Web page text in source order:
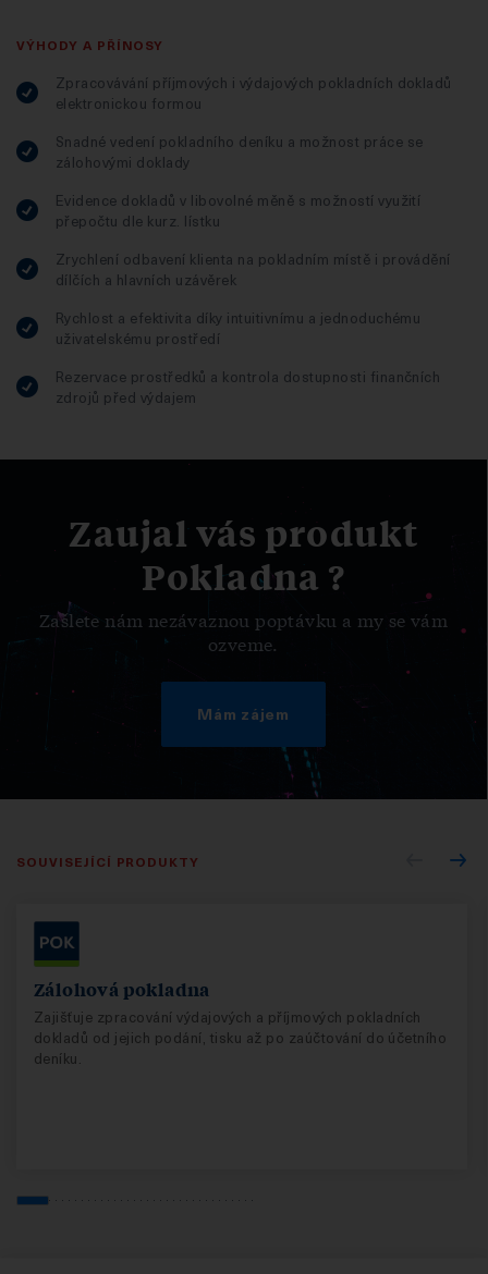
VÝHODY A PŘÍNOSY
Zpracovávání příjmových i výdajových pokladních dokladů
elektronickou formou
Snadné vedení pokladního deníku a možnost práce se
zálohovými doklady
Evidence dokladů v libovolné měně s možností využití
přepočtu dle kurz. lístku
Zrychlení odbavení klienta na pokladním místě i provádění
dílčích a hlavních uzávěrek
Rychlost a efektivita díky intuitivnímu a jednoduchému
uživatelskému prostředí
Rezervace prostředků a kontrola dostupnosti finančních
zdrojů před výdajem
Zaujal vás produkt
Pokladna ?
Zašlete nám nezávaznou poptávku a my se vám
ozveme.
Mám zájem
SOUVISEJÍCÍ PRODUKTY
Zálohová pokladna
Zajišťuje zpracování výdajových a příjmových pokladních
dokladů od jejich podání, tisku až po zaúčtování do účetního
deníku.